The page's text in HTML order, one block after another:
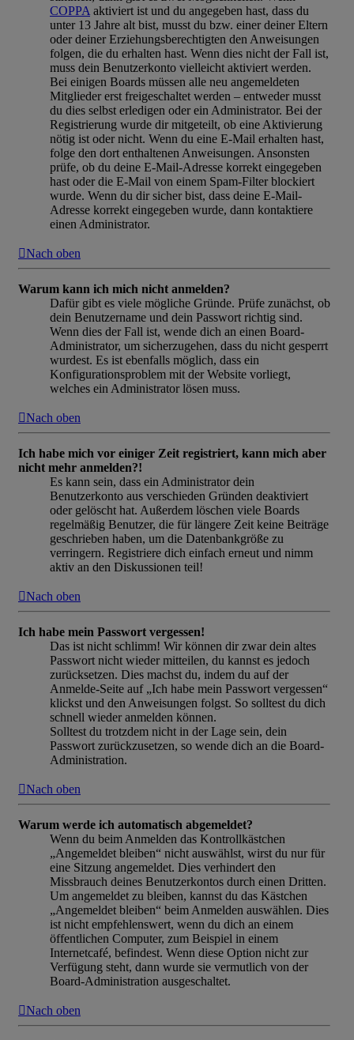
COPPA aktiviert ist und du angegeben hast, dass du
unter 13 Jahre alt bist, musst du bzw. einer deiner Eltern
oder deiner Erziehungsberechtigten den Anweisungen
folgen, die du erhalten hast. Wenn dies nicht der Fall ist,
muss dein Benutzerkonto vielleicht aktiviert werden.
Bei einigen Boards müssen alle neu angemeldeten
Mitglieder erst freigeschaltet werden – entweder musst
du dies selbst erledigen oder ein Administrator. Bei der
Registrierung wurde dir mitgeteilt, ob eine Aktivierung
nötig ist oder nicht. Wenn du eine E-Mail erhalten hast,
folge den dort enthaltenen Anweisungen. Ansonsten
prüfe, ob du deine E-Mail-Adresse korrekt eingegeben
hast oder die E-Mail von einem Spam-Filter blockiert
wurde. Wenn du dir sicher bist, dass deine E-Mail-
Adresse korrekt eingegeben wurde, dann kontaktiere
einen Administrator.
Nach oben
Warum kann ich mich nicht anmelden?
Dafür gibt es viele mögliche Gründe. Prüfe zunächst, ob
dein Benutzername und dein Passwort richtig sind.
Wenn dies der Fall ist, wende dich an einen Board-
Administrator, um sicherzugehen, dass du nicht gesperrt
wurdest. Es ist ebenfalls möglich, dass ein
Konfigurationsproblem mit der Website vorliegt,
welches ein Administrator lösen muss.
Nach oben
Ich habe mich vor einiger Zeit registriert, kann mich aber
nicht mehr anmelden?!
Es kann sein, dass ein Administrator dein
Benutzerkonto aus verschieden Gründen deaktiviert
oder gelöscht hat. Außerdem löschen viele Boards
regelmäßig Benutzer, die für längere Zeit keine Beiträge
geschrieben haben, um die Datenbankgröße zu
verringern. Registriere dich einfach erneut und nimm
aktiv an den Diskussionen teil!
Nach oben
Ich habe mein Passwort vergessen!
Das ist nicht schlimm! Wir können dir zwar dein altes
Passwort nicht wieder mitteilen, du kannst es jedoch
zurücksetzen. Dies machst du, indem du auf der
Anmelde-Seite auf „Ich habe mein Passwort vergessen“
klickst und den Anweisungen folgst. So solltest du dich
schnell wieder anmelden können.
Solltest du trotzdem nicht in der Lage sein, dein
Passwort zurückzusetzen, so wende dich an die Board-
Administration.
Nach oben
Warum werde ich automatisch abgemeldet?
Wenn du beim Anmelden das Kontrollkästchen
„Angemeldet bleiben“ nicht auswählst, wirst du nur für
eine Sitzung angemeldet. Dies verhindert den
Missbrauch deines Benutzerkontos durch einen Dritten.
Um angemeldet zu bleiben, kannst du das Kästchen
„Angemeldet bleiben“ beim Anmelden auswählen. Dies
ist nicht empfehlenswert, wenn du dich an einem
öffentlichen Computer, zum Beispiel in einem
Internetcafé, befindest. Wenn diese Option nicht zur
Verfügung steht, dann wurde sie vermutlich von der
Board-Administration ausgeschaltet.
Nach oben